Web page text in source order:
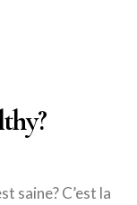
saine? C’est la